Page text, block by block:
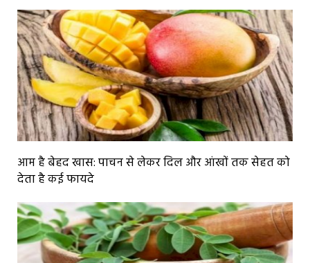
आम है बेहद खास: पाचन से लेकर दिल और आंखों तक सेहत को
देता है कई फायदे